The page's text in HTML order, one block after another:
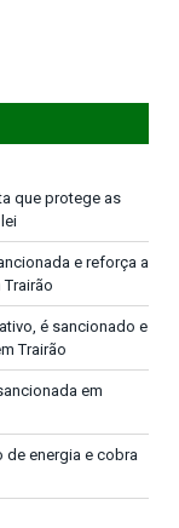
que protege as
e reforça a
é sancionado e
Trairão
em
de energia e cobra